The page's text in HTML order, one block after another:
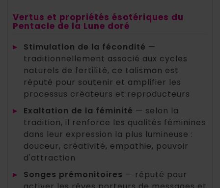
Vertus et propriétés ésotériques du
Pentacle de la Lune doré
▸ Stimulation de la fécondité —
traditionnellement associé aux cycles
naturels de fertilité, ce talisman est
réputé pour soutenir et amplifier les
processus créateurs et reproducteurs
▸
Exaltation de la féminité — selon la
tradition, il renforce les qualités féminines
dans leur expression la plus lumineuse :
douceur, créativité, empathie, pouvoir
d'attraction
▸
Songes prémonitoires — réputé pour